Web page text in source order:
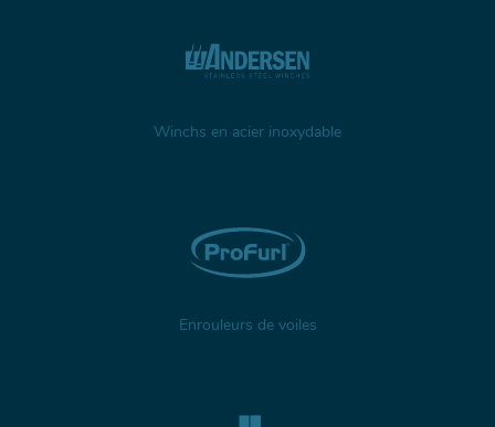
Winchs en acier inoxydable
Enrouleurs de voiles